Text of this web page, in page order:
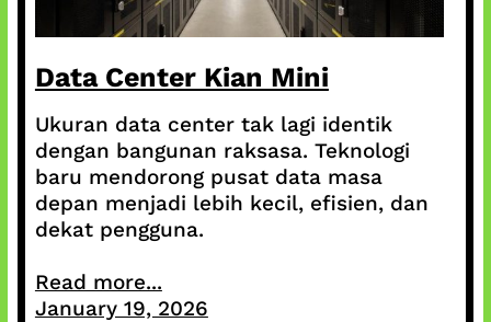
Data Center Kian Mini
Ukuran data center tak lagi identik
dengan bangunan raksasa. Teknologi
baru mendorong pusat data masa
depan menjadi lebih kecil, efisien, dan
dekat pengguna.
Read more...
January 19, 2026